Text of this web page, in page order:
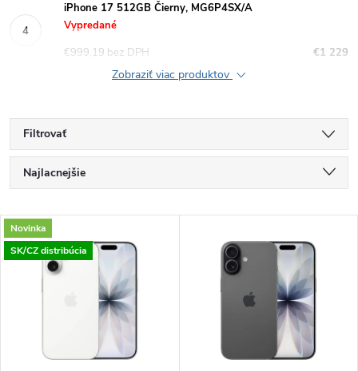
iPhone 17 512GB Čierny, MG6P4SX/A
Vypredané
€1 229
€999,19 bez DPH
Zobraziť viac produktov
Filtrovať
R
a
d
Najlacnejšie
Najdrahšie
Abecedne
V
ý
Novinka
SK/CZ distribúcia